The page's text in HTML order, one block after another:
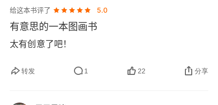
给这本书评了
5.0
有意思的一本图画书
太有创意了吧！
转发 1 22 分享